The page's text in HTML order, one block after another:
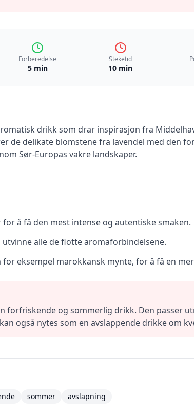
Forberedelse
5 min
Steketid
10 min
drikk som drar inspirasjon fra
de delikate blomstene fra lavendel med den
Sør-Europas vakre landskaper.
å få den mest intense og autentiske smaken.
alle de flotte aromaforbindelsene.
eksempel marokkansk mynte, for å få en
forfriskende og sommerlig drikk. Den passer
også nytes som en avslappende drikke om
sommer avslapning